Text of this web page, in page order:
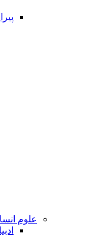
علوم